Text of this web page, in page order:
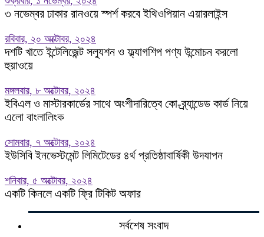
৩ নভেম্বর ঢাকার রানওয়ে স্পর্শ করবে ইথিওপিয়ান এয়ারলাইন্স
রবিবার, ২০ অক্টোবর, ২০২৪
দশটি খাতে ইন্টেলিজেন্ট সল্যুশন ও ফ্ল্যাগশিপ পণ্য উন্মোচন করলো
হুয়াওয়ে
মঙ্গলবার, ৮ অক্টোবর, ২০২৪
ইবিএল ও মাস্টারকার্ডের সাথে অংশীদারিত্বে কো-ব্র্যান্ডেড কার্ড নিয়ে
এলো বাংলালিংক
সোমবার, ৭ অক্টোবর, ২০২৪
ইউসিবি ইনভেস্টমেন্ট লিমিটেডের ৪র্থ প্রতিষ্ঠাবার্ষিকী উদযাপন
শনিবার, ৫ অক্টোবর, ২০২৪
একটি কিনলে একটি ফ্রি টিকিট অফার
সর্বশেষ সংবাদ